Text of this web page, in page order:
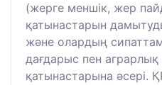
(жерге меншік, жер
қатынастарын
және олардың
дағдарыс пен
қатынастарына әсері.